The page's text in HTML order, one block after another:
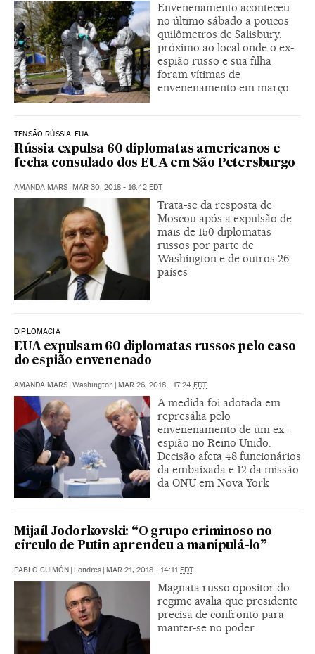
Envenenamento aconteceu
no último sábado a poucos
quilômetros de Salisbury,
próximo ao local onde o ex-
espião russo e sua filha
foram vítimas de
envenenamento em março
TENSÃO RÚSSIA-EUA
Rússia expulsa 60 diplomatas americanos e
fecha consulado dos EUA em São Petersburgo
AMANDA MARS MAR 30, 2018 - 16:42 EDT
Trata-se da resposta de
Moscou após a expulsão de
mais de 150 diplomatas
russos por parte de
Washington e de outros 26
países
DIPLOMACIA
EUA expulsam 60 diplomatas russos pelo caso
do espião envenenado
AMANDA MARS | Washington | MAR 26, 2018 - 17:24 EDT
A medida foi adotada em
represália pelo
envenenamento de um ex-
espião no Reino Unido.
Decisão afeta 48 funcionários
da embaixada e 12 da missão
da ONU em Nova York
Mijaíl Jodorkovski: “O grupo criminoso no
círculo de Putin aprendeu a manipulá-lo”
PABLO GUIMÓN | Londres | MAR 21, 2018 - 14:11EDT
Magnata russo opositor do
regime avalia que presidente
precisa de confronto para
manter-se no poder